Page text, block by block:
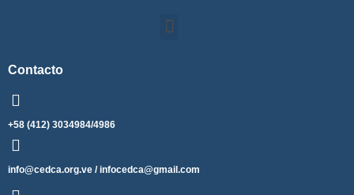
Contacto
+58 (412) 3034984/4986
info@cedca.org.ve / infocedca@gmail.com